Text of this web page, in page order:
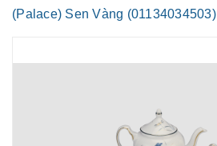
(Palace) Sen Vàng (01134034503)